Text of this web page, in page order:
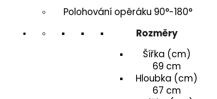
Polohování opěráku 90°-180°
Rozměry
Šířka (cm)
69 cm
Hloubka (cm)
67 cm